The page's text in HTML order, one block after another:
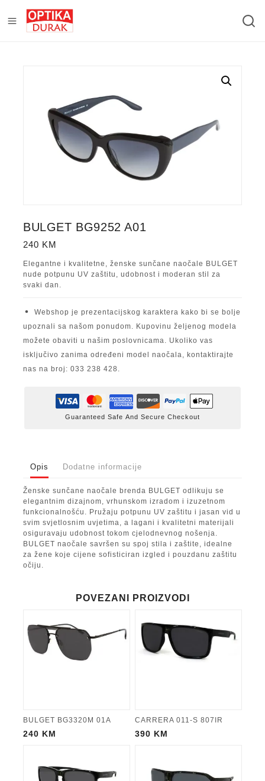
BULGET BG9252 A01
240 KM
Elegantne i kvalitetne, ženske sunčane naočale BULGET
nude potpunu UV zaštitu, udobnost i moderan stil za
svaki dan.
Webshop je prezentacijskog karaktera kako bi se bolje
upoznali sa našom ponudom. Kupovinu željenog modela
možete obaviti u našim poslovnicama. Ukoliko vas
isključivo zanima određeni model naočala, kontaktirajte
nas na broj: 033 238 428.
Guaranteed Safe And Secure Checkout
Opis Dodatne informacije
Ženske sunčane naočale brenda BULGET odlikuju se
elegantnim dizajnom, vrhunskom izradom i izuzetnom
funkcionalnošću. Pružaju potpunu UV zaštitu i jasan vid u
svim svjetlosnim uvjetima, a lagani i kvalitetni materijali
osiguravaju udobnost tokom cjelodnevnog nošenja.
BULGET naočale savršen su spoj stila i zaštite, idealne
za žene koje cijene sofisticiran izgled i pouzdanu zaštitu
očiju.
POVEZANI PROIZVODI
BULGET BG3320M 01A
240 KM
CARRERA 011-S 807IR
390 KM